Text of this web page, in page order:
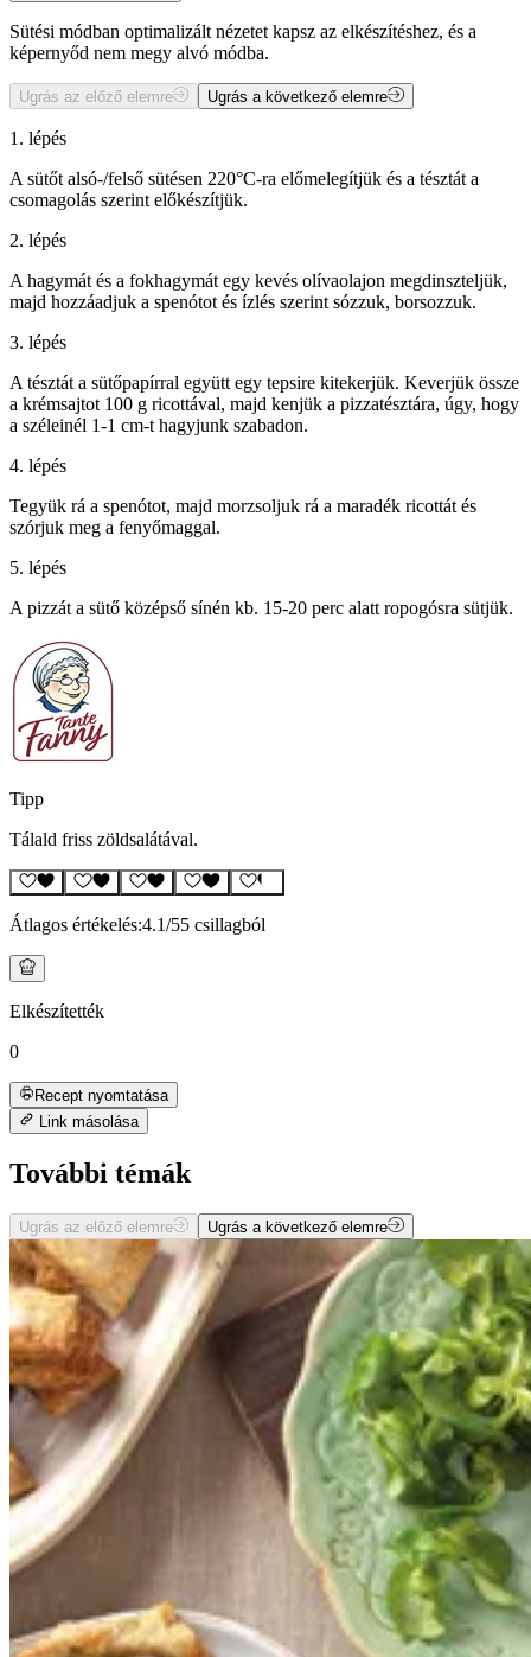
Sütési módban optimalizált nézetet kapsz az elkészítéshez, és a
képernyőd nem megy alvó módba.
Ugrás az előző elemre Ugrás a következő elemre
1. lépés
A sütőt alsó-/felső sütésen 220°C-ra előmelegítjük és a tésztát a
csomagolás szerint előkészítjük.
2. lépés
A hagymát és a fokhagymát egy kevés olívaolajon megdinszteljük,
majd hozzáadjuk a spenótot és ízlés szerint sózzuk, borsozzuk.
3. lépés
A tésztát a sütőpapírral együtt egy tepsire kitekerjük. Keverjük össze
a krémsajtot 100 g ricottával, majd kenjük a pizzatésztára, úgy, hogy
a széleinél 1-1 cm-t hagyjunk szabadon.
4. lépés
Tegyük rá a spenótot, majd morzsoljuk rá a maradék ricottát és
szórjuk meg a fenyőmaggal.
5. lépés
A pizzát a sütő középső sínén kb. 15-20 perc alatt ropogósra sütjük.
Tipp
Tálald friss zöldsalátával.
Átlagos értékelés:4.1/55 csillagból
Elkészítették
0
Recept nyomtatása
Link másolása
További témák
Ugrás az előző elemre Ugrás a következő elemre